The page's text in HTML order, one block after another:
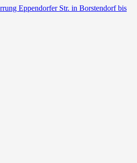
Eppendorfer Str. in Borstendorf bis